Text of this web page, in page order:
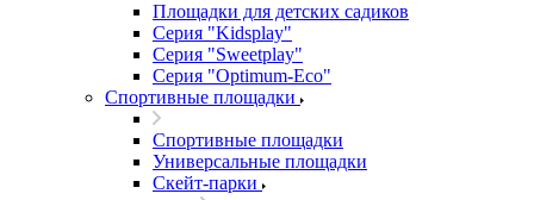
Площадки для детских садиков
Серия "Kidsplay"
Серия "Sweetplay"
Серия "Оptimum-Еco"
Спортивные площадки
Спортивные площадки
Универсальные площадки
Скейт-парки